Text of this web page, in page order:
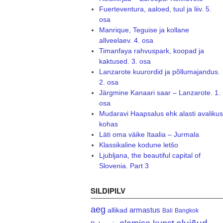
Fuerteventura, aaloed, tuul ja liiv. 5.
osa
Manrique, Teguise ja kollane
allveelaev. 4. osa
Timanfaya rahvuspark, koopad ja
kaktused. 3. osa
Lanzarote kuurordid ja põllumajandus.
2. osa
Järgmine Kanaari saar – Lanzarote. 1.
osa
Mudaravi Haapsalus ehk alasti avalikus
kohas
Läti oma väike Itaalia – Jurmala
Klassikaline kodune letšo
Ljubljana, the beautiful capital of
Slovenia. Part 3
SILDIPILV
aeg allikad armastus Bali Bangkok